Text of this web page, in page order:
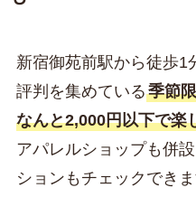
新宿御苑前駅から徒歩1
評判を集めている季節
なんと2,000円以下で楽
アパレルショップも併
ションもチェックできま